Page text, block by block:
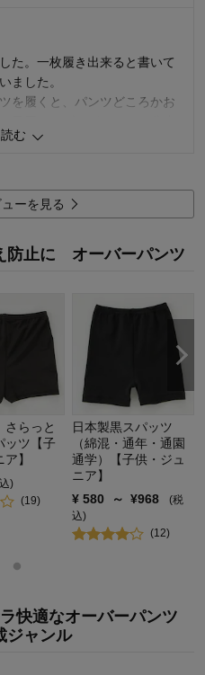
た。一枚履き出来ると書いて
ました。
を履くと、パンツどころかお
。
にならず。5枚買ってしまっ
しかありません。
ご投稿ありがとうございます。
品は、夏場に2枚履きする不快感
で、1枚でショーツ代わりにも履
ました。 開発段階におきまして
フィットすることを確認した上
回ご指摘いただき、お子様の体
できる点を真摯に受け止め、今
ます。 この度はご不便をおかけ
ます。 今後もお客様により満足
力をしてまいります。貴重なご意
参考になった
型
む
ーを見る
防止に オーバーパンツ
さらっと
ッツ【子
】
)
(19)
日本製黒スパッツ
（綿混・通年・通園
通学）【子供・ジュ
ニア】
¥ 580 ～ ¥968
(税
込)
(12)
快適なオーバーパンツ
ジャンル